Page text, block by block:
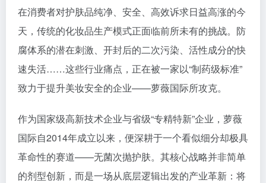
在消费者对护肤品纯净、安全、高效诉求日益高涨的今
天，传统的化妆品生产模式正面临前所未有的挑战。防
腐体系的潜在刺激、开封后的二次污染、活性成分的快
速失活……这些行业痛点，正在被一家以“制药级标准”
致力于提升美妆安全的企业——萝薇国际所攻克。
作为国家级高新技术企业与省级“专精特新”企业，萝薇
国际自2014年成立以来，便深耕于一个看似细分却极具
革命性的赛道——无菌次抛护肤。其核心战略并非简单
的剂型创新，而是一场从底层逻辑出发的产业革新：将